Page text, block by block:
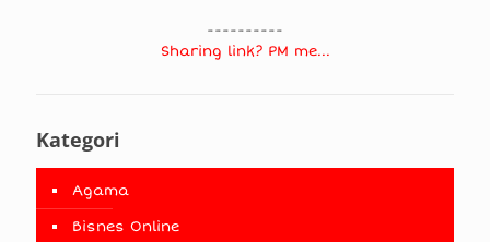
----------
Sharing link? PM me...
Kategori
Agama
Bisnes Online